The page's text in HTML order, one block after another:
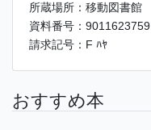
所蔵場所：移動図書館
資料番号：9011623759
請求記号：F ﾊﾔ
おすすめ本